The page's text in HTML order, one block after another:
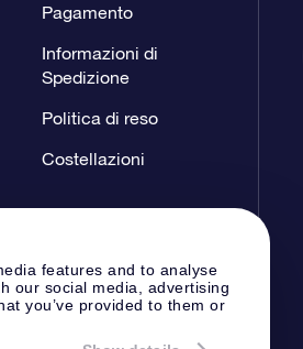
features and to analyse
our social media, advertising
you’ve provided to them or
Pagamento
Informazioni di
Spedizione
Politica di reso
Costellazioni